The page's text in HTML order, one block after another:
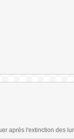
après l'extinction des